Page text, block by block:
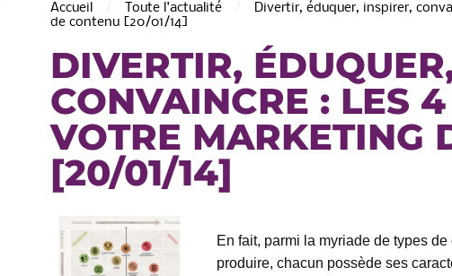
Accueil Toute l'actualité
Divertir, éduquer, inspirer,
de contenu [20/01/14]
DIVERTIR,
CONVAINCRE : LES
VOTRE MARKETING
[20/01/14]
En fait, parmi la myriade de types
produire, chacun possède ses
OT de Saint-Martin
C.A. de la Région de Château-
Thierry